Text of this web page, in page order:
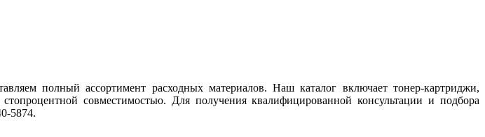
полный ассортимент расходных материалов. Наш каталог включает тонер-картриджи,
совместимостью. Для получения квалифицированной консультации и подбора
5874.